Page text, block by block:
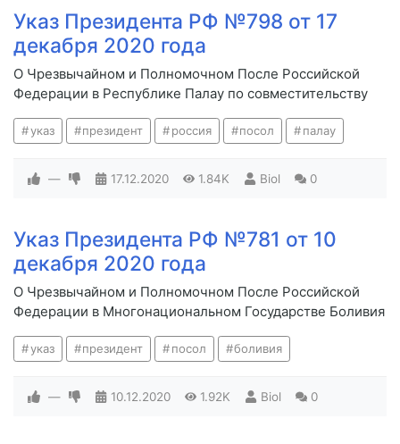
Указ Президента РФ №798 от 17
декабря 2020 года
О Чрезвычайном и Полномочном После Российской
Федерации в Республике Палау по совместительству
указ президент россия посол палау
— 17.12.2020 1.84K Biol 0
Указ Президента РФ №781 от 10
декабря 2020 года
О Чрезвычайном и Полномочном После Российской
Федерации в Многонациональном Государстве Боливия
указ президент посол боливия
— 10.12.2020 1.92K Biol 0